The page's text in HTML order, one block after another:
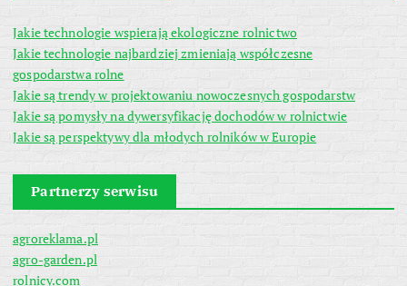
Jakie technologie wspierają ekologiczne rolnictwo
Jakie technologie najbardziej zmieniają współczesne
gospodarstwa rolne
Jakie są trendy w projektowaniu nowoczesnych gospodarstw
Jakie są pomysły na dywersyfikację dochodów w rolnictwie
Jakie są perspektywy dla młodych rolników w Europie
Partnerzy serwisu
agroreklama.pl
agro-garden.pl
rolnicy.com